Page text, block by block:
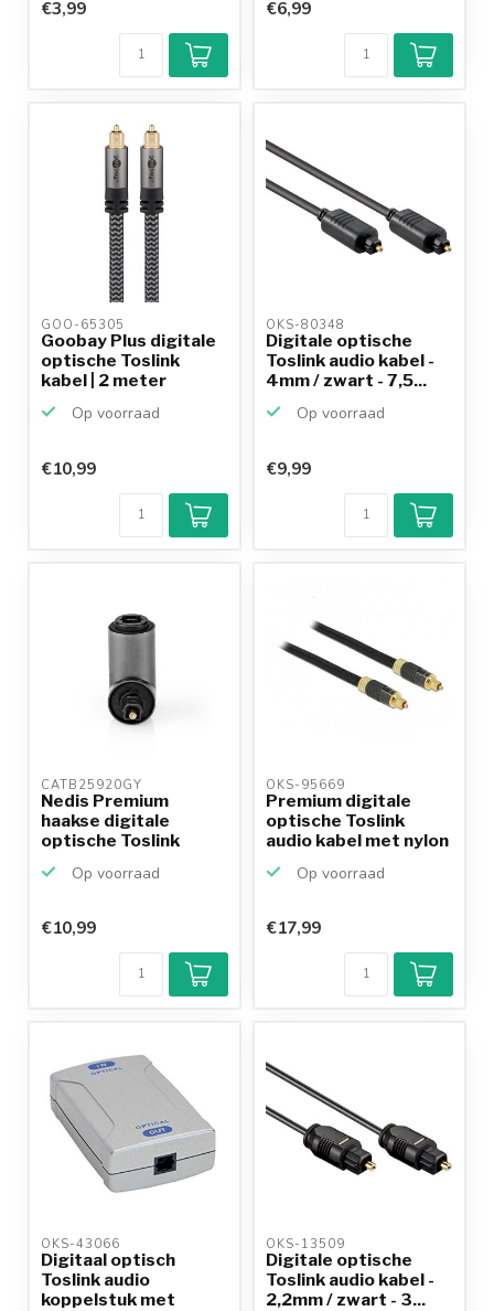
€3,99 €6,99
GOO-65305
Goobay Plus digitale
optische Toslink
kabel | 2 meter
Op voorraad
€10,99
OKS-80348
Digitale optische
Toslink audio kabel -
4mm / zwart - 7,5...
Op voorraad
€9,99
CATB25920GY
Nedis Premium
haakse digitale
optische Toslink
Op voorraad
€10,99
OKS-95669
Premium digitale
optische Toslink
audio kabel met nylon
Op voorraad
€17,99
OKS-43066
Digitaal optisch
Toslink audio
koppelstuk met
OKS-13509
Digitale optische
Toslink audio kabel -
2,2mm / zwart - 3...